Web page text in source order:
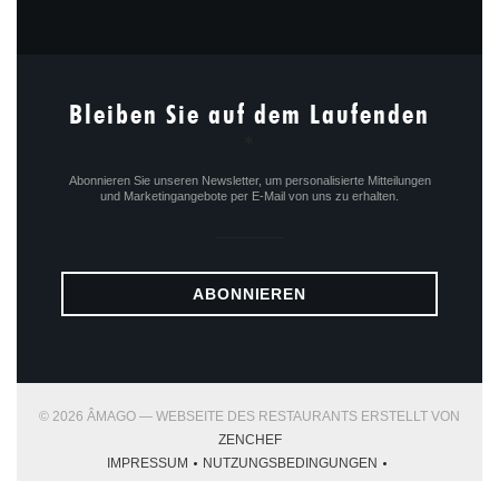
Bleiben Sie auf dem Laufenden
Abonnieren Sie unseren Newsletter, um personalisierte Mitteilungen
und Marketingangebote per E-Mail von uns zu erhalten.
ABONNIEREN
© 2026 ÂMAGO — WEBSEITE DES RESTAURANTS ERSTELLT VON
ZENCHEF((ÖFFNET EIN NEUES FENSTER))
IMPRESSUM
NUTZUNGSBEDINGUNGEN